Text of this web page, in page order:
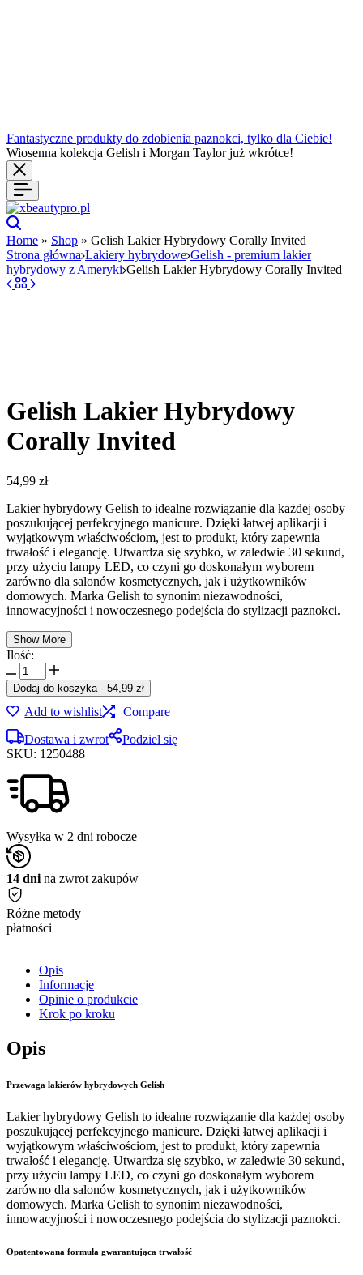
Fantastyczne produkty do zdobienia paznokci, tylko dla Ciebie!
Wiosenna kolekcja Gelish i Morgan Taylor już wkrótce!
Home » Shop » Gelish Lakier Hybrydowy Corally Invited
Strona główna Lakiery hybrydowe Gelish - premium lakier
hybrydowy z Ameryki Gelish Lakier Hybrydowy Corally Invited
Gelish Lakier Hybrydowy
Corally Invited
54,99 zł
Lakier hybrydowy Gelish to idealne rozwiązanie dla każdej osoby
poszukującej perfekcyjnego manicure. Dzięki łatwej aplikacji i
wyjątkowym właściwościom, jest to produkt, który zapewnia
trwałość i elegancję. Utwardza się szybko, w zaledwie 30 sekund,
przy użyciu lampy LED, co czyni go doskonałym wyborem
zarówno dla salonów kosmetycznych, jak i użytkowników
domowych. Marka Gelish to synonim niezawodności,
innowacyjności i nowoczesnego podejścia do stylizacji paznokci.
Show More
Ilość:
Dodaj do koszyka - 54,99 zł
Add to wishlist
Compare
Dostawa i zwrot
Podziel się
SKU: 1250488
Wysyłka w 2 dni robocze
14 dni na zwrot zakupów
Różne metody
płatności
Opis
Informacje
Opinie o produkcie
Krok po kroku
Opis
Przewaga lakierów hybrydowych Gelish
Lakier hybrydowy Gelish to idealne rozwiązanie dla każdej osoby
poszukującej perfekcyjnego manicure. Dzięki łatwej aplikacji i
wyjątkowym właściwościom, jest to produkt, który zapewnia
trwałość i elegancję. Utwardza się szybko, w zaledwie 30 sekund,
przy użyciu lampy LED, co czyni go doskonałym wyborem
zarówno dla salonów kosmetycznych, jak i użytkowników
domowych. Marka Gelish to synonim niezawodności,
innowacyjności i nowoczesnego podejścia do stylizacji paznokci.
Opatentowana formuła gwarantująca trwałość